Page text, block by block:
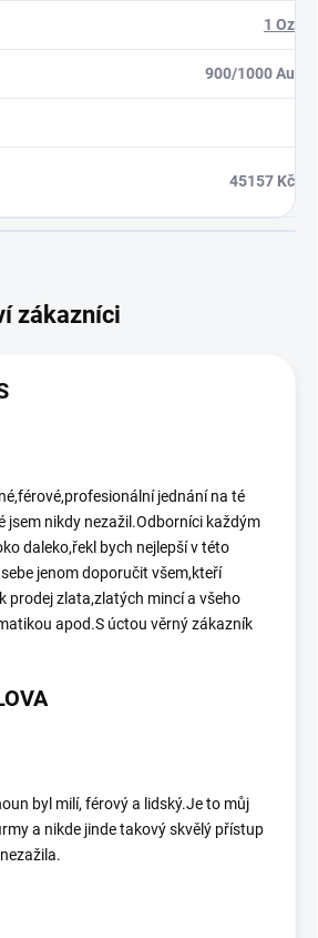
1 Oz
900/1000 Au
45157 Kč
jednání na té
jsem nikdy nezažil.Odborníci každým
daleko,řekl bych nejlepší v této
jenom doporučit všem,kteří
prodej zlata,zlatých mincí a všeho
apod.S úctou věrný zákazník
byl milí, férový a lidský.Je to můj
a nikde jinde takový skvělý přístup